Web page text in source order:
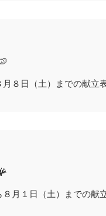
８日（土）までの献立
月１日（土）までの献